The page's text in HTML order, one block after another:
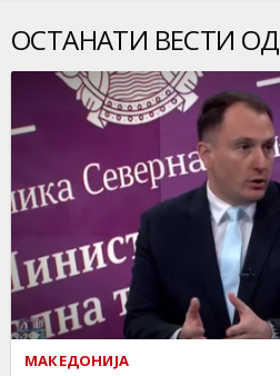
ОСТАНАТИ ВЕСТИ ОД
МАКЕДОНИЈА